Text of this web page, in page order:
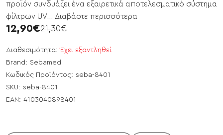
Διαθεσιμότητα: Έχει εξαντληθεί
Brand: Sebamed
Κωδικός Προϊόντος: seba-8401
SKU: seba-8401
EAN: 4103040898401
12,90€21,30€
προϊόν συνδυάζει ένα εξαιρετικά αποτελεσματικό σύστημα
φίλτρων UV... Διαβάστε περισσότερα